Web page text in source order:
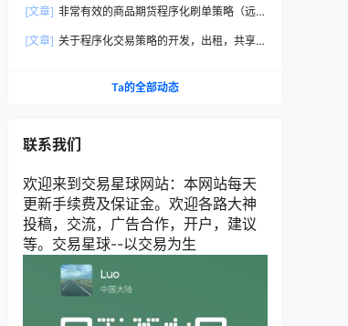
[文章] 非常有效的商品期货程序化刷单策略（远
[文章] 关于程序化交易策略的开发，出租，共享
Ta的全部动态
联系我们
欢迎来到交易星球网站：本网站每天
更新手续费及保证金。欢迎各路大神
投稿，交流，广告合作，开户，建议
等。交易星球--以交易为生